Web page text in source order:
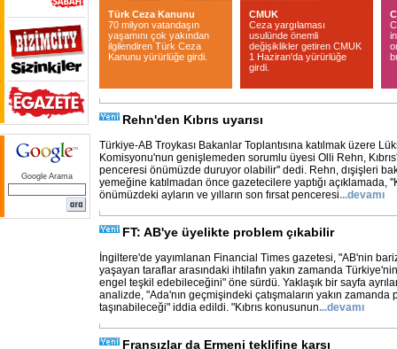
Google Arama
Türk Ceza Kanunu
70 milyon vatandaşın
yaşamını çok yakından
ilgilendiren Türk Ceza
Kanunu yürürlüğe girdi.
CMUK
Ceza yargılaması
usulünde önemli
değişiklikler getiren CMUK
1 Haziran'da yürürlüğe
girdi.
Rehn'den Kıbrıs uyarısı
Türkiye-AB Troykası Bakanlar Toplantısına katılmak üzere
Komisyonu'nun genişlemeden sorumlu üyesi Olli Rehn,
penceresi önümüzde duruyor olabilir'' dedi. Rehn, dışişleri
yemeğine katılmadan önce gazetecilere yaptığı açıklamada,
önümüzdeki ayların ve yılların son fırsat penceresi...devamı
FT: AB'ye üyelikte problem çıkabilir
İngiltere'de yayımlanan Financial Times gazetesi, "AB'nin
yaşayan taraflar arasındaki ihtilafın yakın zamanda
engel teşkil edebileceğini" öne sürdü. Yaklaşık bir sayfa
analizde, "Ada'nın geçmişindeki çatışmaların yakın zamanda
taşınabileceği" iddia edildi. "Kıbrıs konusunun...devamı
Fransızlar da Ermeni teklifine karşı